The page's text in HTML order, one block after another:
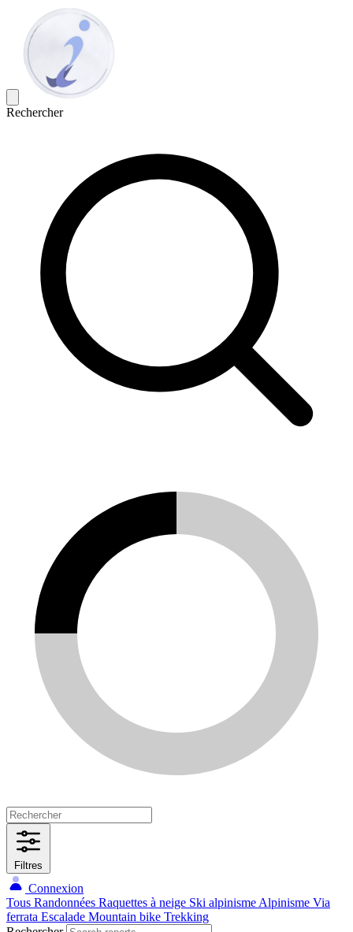
Rechercher
Filtres
Connexion
Tous Randonnées Raquettes à neige Ski alpinisme Alpinisme Via
ferrata Escalade Mountain bike Trekking